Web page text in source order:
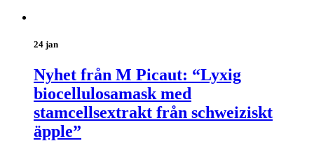
24 jan
Nyhet från M Picaut: “Lyxig
biocellulosamask med
stamcellsextrakt från schweiziskt
äpple”